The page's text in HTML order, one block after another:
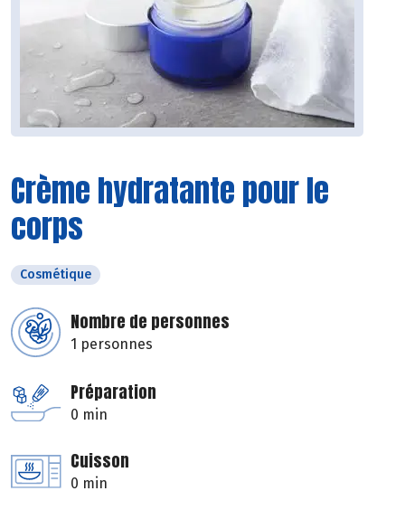
Crème hydratante pour le
corps
Cosmétique
Nombre de personnes
1 personnes
Préparation
0 min
Cuisson
0 min